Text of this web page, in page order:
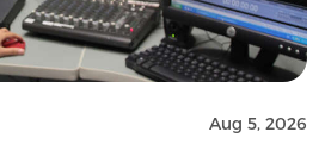
Aug 5, 2026